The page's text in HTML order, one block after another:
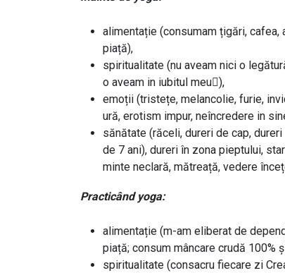
alimentație (consumam țigări, cafea,
piață),
spiritualitate (nu aveam nici o
o aveam in iubitul meu),
emoții (tristețe, melancolie, furie,
ură, erotism impur, neîncredere in
sănătate (răceli, dureri de cap,
de 7 ani), dureri în zona pieptului,
minte neclară, mătreață, vedere
Practicând yoga:
alimentație (m-am eliberat de
piață; consum mâncare crudă 100%
spiritualitate (consacru fiecare zi